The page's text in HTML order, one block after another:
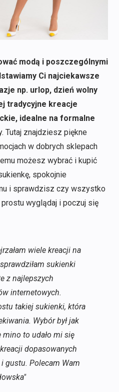
modą i poszczególnymi
Ci najciekawsze
np. urlop, dzień wolny
tradycyjne kreacje
idealne na formalne
Tutaj znajdziesz piękne
w dobrych sklepach
możesz wybrać i kupić
spokojnie
i sprawdzisz czy wszystko
prostu wyglądaj i poczuj się
wiele kreacji na
sukienki
z najlepszych
internetowych.
takiej sukienki, która
Wybór był jak
mino to udało mi się
dopasowanych
gustu. Polecam Wam